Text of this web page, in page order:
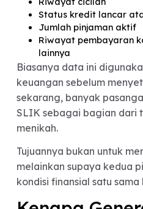
BI Checking yang
(Sistem Layanan
sistem pencatatan
dikelola OJK.
Lewat data ini,
Riwayat cicilan
Status kredit lancar
Riwayat
lainnya
Biasanya data ini
keuangan sebelum